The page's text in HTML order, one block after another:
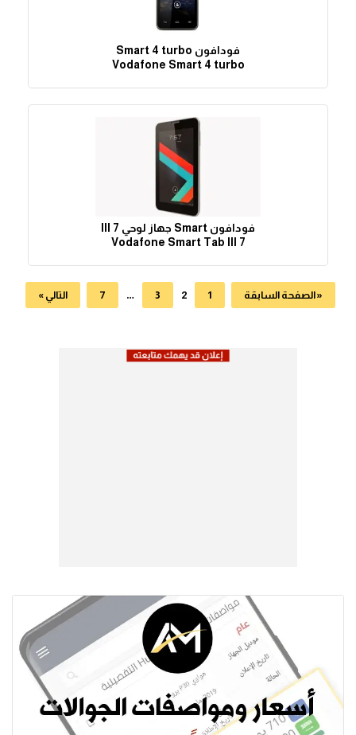
فودافون Smart 4 turbo
Vodafone Smart 4 turbo
فودافون Smart جهاز لوحي III 7
Vodafone Smart Tab III 7
« الصفحة السابقة 1
2
3
…
7 التالي »